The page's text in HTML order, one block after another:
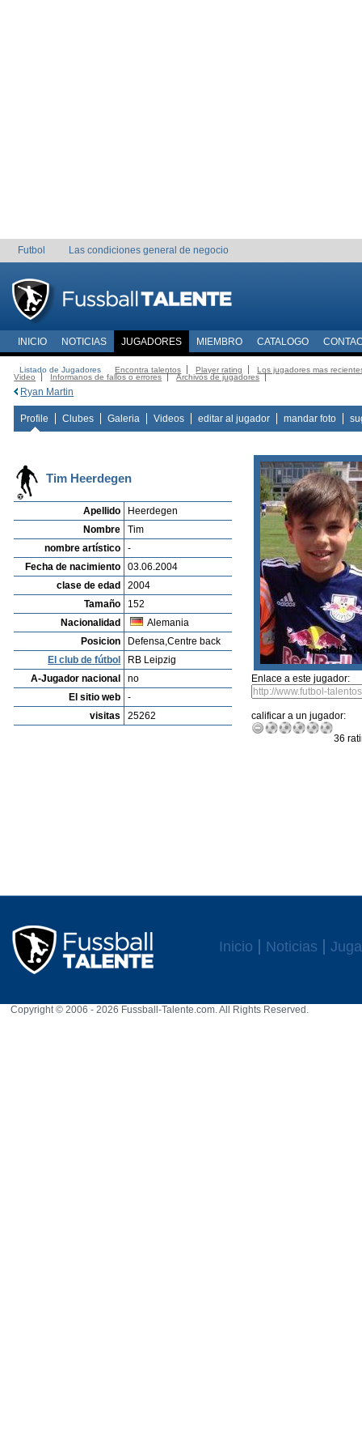
Futbol Las condiciones general de negocio
INICIO NOTICIAS JUGADORES MIEMBRO CATALOGO
Listado de Jugadores Encontra talentos Player rating
Los jugadores mas
Video
Informanos de fallos o errores Archivos de jugadores
Ryan Martin
Profile Clubes Galeria Videos editar al jugador mandar foto
Tim Heerdegen
Apellido
Heerdegen
Nombre
Tim
nombre artístico
-
Fecha de nacimiento
03.06.2004
clase de edad
2004
Tamaño
152
Nacionalidad
Alemania
Posicion
Defensa,Centre back
El club de fútbol
RB Leipzig
A-Jugador nacional
no
El sitio web
-
visitas
25262
Enlace a este jugador:
calificar a un jugador:
36
Inicio Noticias
Copyright © 2006 - 2026 Fussball-Talente.com. All Rights Reserved.